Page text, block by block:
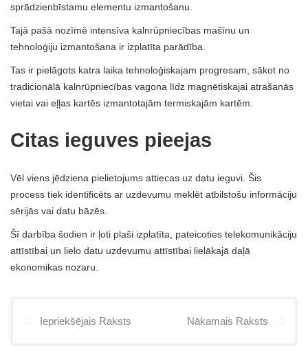
sprādzienbīstamu elementu izmantošanu.
Tajā pašā nozīmē intensīva kalnrūpniecības mašīnu un
tehnoloģiju izmantošana ir izplatīta parādība.
Tas ir pielāgots katra laika tehnoloģiskajam progresam, sākot no
tradicionālā kalnrūpniecības vagona līdz magnētiskajai atrašanās
vietai vai eļļas kartēs izmantotajām termiskajām kartēm.
Citas ieguves pieejas
Vēl viens jēdziena pielietojums attiecas uz datu ieguvi. Šis
process tiek identificēts ar uzdevumu meklēt atbilstošu informāciju
sērijās vai datu bāzēs.
Šī darbība šodien ir ļoti plaši izplatīta, pateicoties telekomunikāciju
attīstībai un lielo datu uzdevumu attīstībai lielākajā daļā
ekonomikas nozaru.
Iepriekšējais Raksts Nākamais Raksts